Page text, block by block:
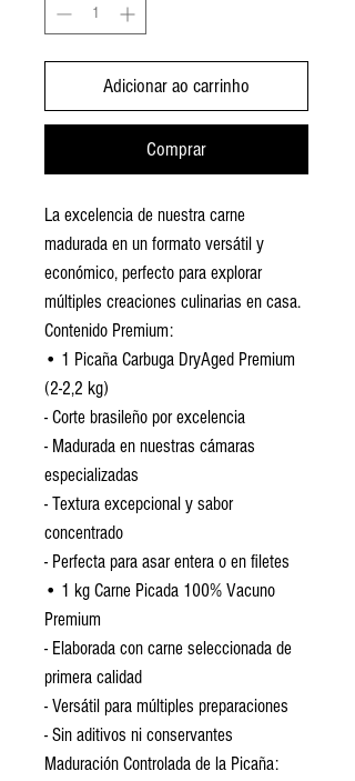
quilograma
Adicionar ao carrinho
Comprar
La excelencia de nuestra carne
madurada en un formato versátil y
económico, perfecto para explorar
múltiples creaciones culinarias en casa.
Contenido Premium:
• 1 Picaña Carbuga DryAged Premium
(2-2,2 kg)
- Corte brasileño por excelencia
- Madurada en nuestras cámaras
especializadas
- Textura excepcional y sabor
concentrado
- Perfecta para asar entera o en filetes
• 1 kg Carne Picada 100% Vacuno
Premium
- Elaborada con carne seleccionada de
primera calidad
- Versátil para múltiples preparaciones
- Sin aditivos ni conservantes
Maduración Controlada de la Picaña: